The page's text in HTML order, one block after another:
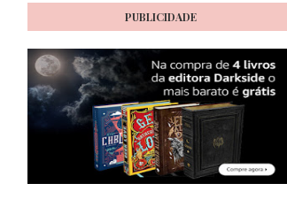
PUBLICIDADE